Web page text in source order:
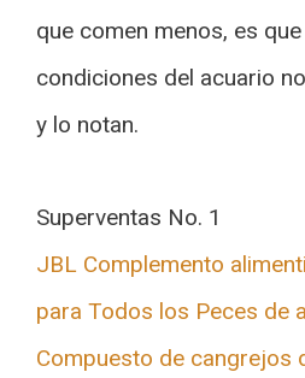
que comen menos, es
condiciones del acuario
y lo notan.
Superventas No. 1
JBL Complemento
para Todos los Peces de
Compuesto de cangrejos